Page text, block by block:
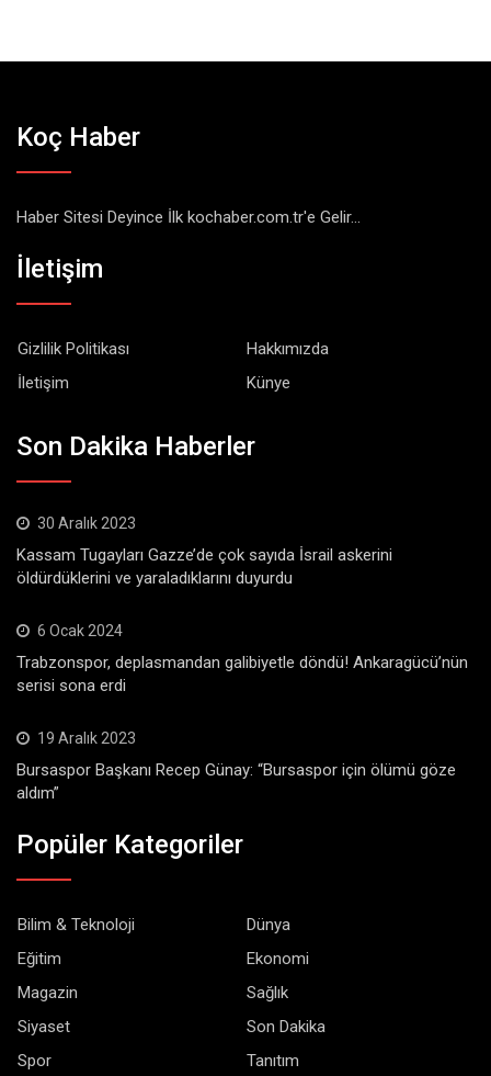
Koç Haber
Haber Sitesi Deyince İlk kochaber.com.tr'e Gelir...
İletişim
Gizlilik Politikası
Hakkımızda
İletişim
Künye
Son Dakika Haberler
30 Aralık 2023
Kassam Tugayları Gazze’de çok sayıda İsrail askerini
öldürdüklerini ve yaraladıklarını duyurdu
6 Ocak 2024
Trabzonspor, deplasmandan galibiyetle döndü! Ankaragücü’nün
serisi sona erdi
19 Aralık 2023
Bursaspor Başkanı Recep Günay: “Bursaspor için ölümü göze
aldım”
Popüler Kategoriler
Bilim & Teknoloji
Dünya
Eğitim
Ekonomi
Magazin
Sağlık
Siyaset
Son Dakika
Spor
Tanıtım